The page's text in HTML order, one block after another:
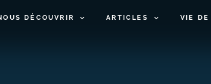
DÉCOUVRIR ARTICLES VIE DE